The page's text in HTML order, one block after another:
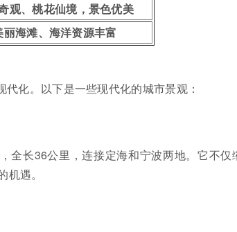
观、桃花仙境，景色优美
丽海滩、海洋资源丰富
化。以下是一些现代化的城市景观：
全长36公里，连接定海和宁波两地。它不仅
遇。